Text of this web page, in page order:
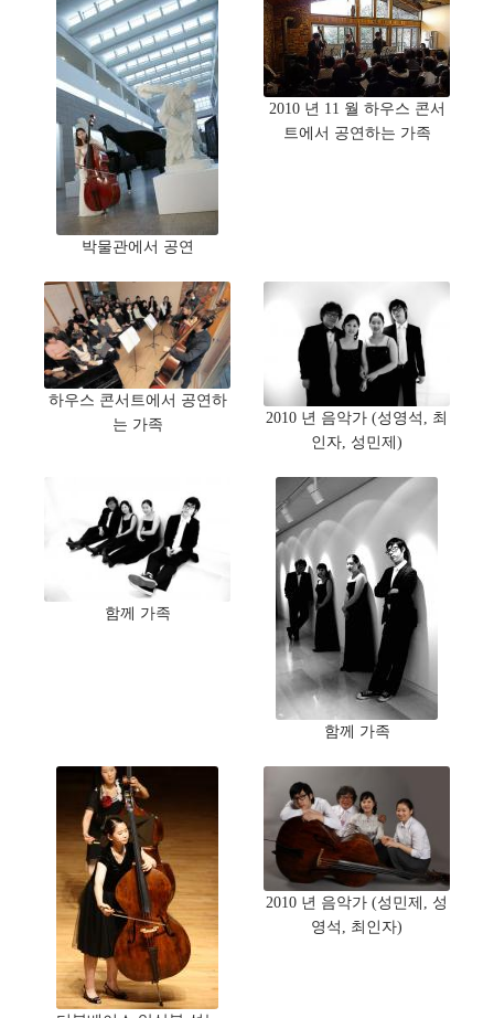
박물관에서 공연
2010 년 11 월 하우스 콘서
트에서 공연하는 가족
하우스 콘서트에서 공연하
는 가족
2010 년 음악가 (성영석, 최
인자, 성민제)
함께 가족
함께 가족
2010 년 음악가 (성민제, 성
영석, 최인자)